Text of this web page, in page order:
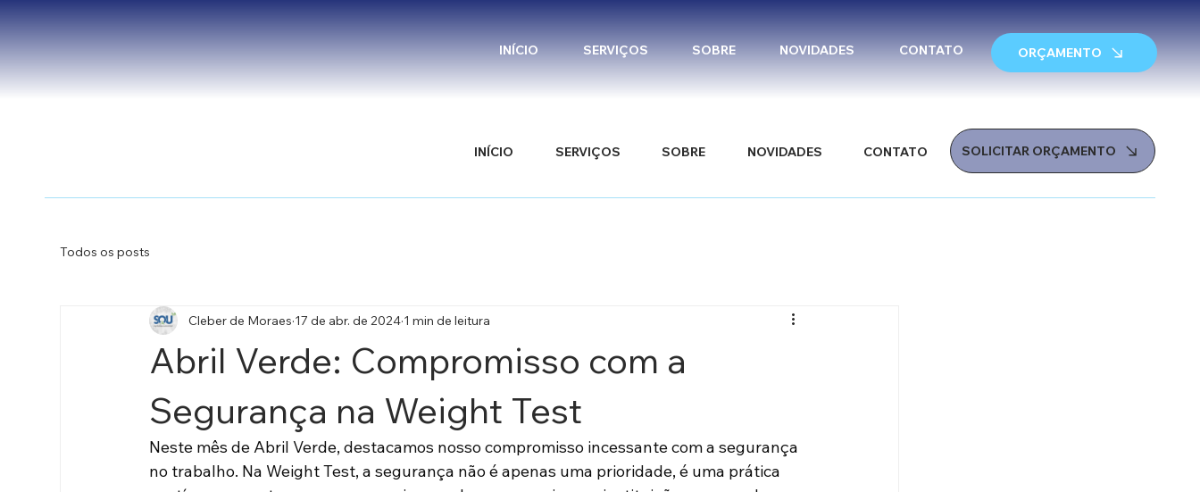
INÍCIO SERVIÇOS SOBRE NOVIDADES CONTATO SOLICITAR ORÇAMENTO
INÍCIO SERVIÇOS SOBRE NOVIDADES CONTATO ORÇAMENTO
Todos os posts
Abril Verde: Compromisso com a
Segurança na Weight Test
Cleber de Moraes 17 de abr. de 2024 1 min de leitura
Neste mês de Abril Verde, destacamos nosso compromisso incessante com a segurança
no trabalho. Na Weight Test, a segurança não é apenas uma prioridade, é uma prática